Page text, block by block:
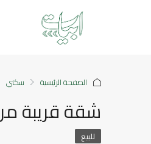
الصفحة الرئيسية سكني
شقة قريبة
للبيع